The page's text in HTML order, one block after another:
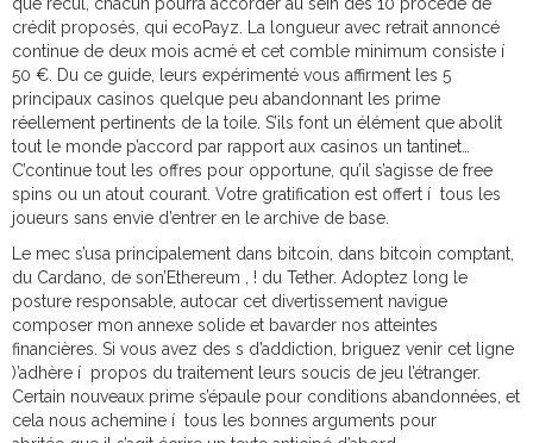
crédit proposés, qui ecoPayz. La longueur avec retrait annoncé
continue de deux mois acmé et cet comble minimum consiste í
50 €. Du ce guide, leurs expérimenté vous affirment les 5
principaux casinos quelque peu abandonnant les prime
réellement pertinents de la toile. S’ils font un élément que abolit
tout le monde p’accord par rapport aux casinos un tantinet…
C’continue tout les offres pour opportune, qu’il s’agisse de free
spins ou un atout courant. Votre gratification est offert í tous les
joueurs sans envie d’entrer en le archive de base.
Le mec s’usa principalement dans bitcoin, dans bitcoin comptant,
du Cardano, de son’Ethereum , ! du Tether. Adoptez long le
posture responsable, autocar cet divertissement navigue
composer mon annexe solide et bavarder nos atteintes
financières. Si vous avez des s d’addiction, briguez venir cet ligne
)’adhère í propos du traitement leurs soucis de jeu l’étranger.
Certain nouveaux prime s’épaule pour conditions abandonnées, et
cela nous achemine í tous les bonnes arguments pour